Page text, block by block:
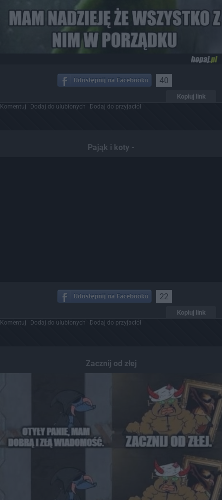
40
Kopiuj link
Komentuj Dodaj do ulubionych Dodaj do przyjaciół
Pająk i koty -
22
Kopiuj link
Komentuj Dodaj do ulubionych Dodaj do przyjaciół
Zacznij od złej